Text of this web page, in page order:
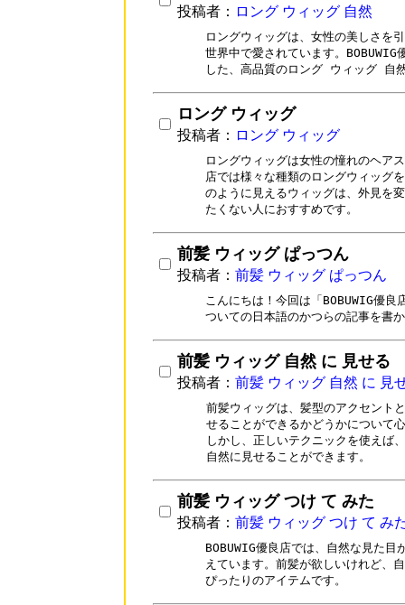
投稿者： ロング ウィッグ 自然
ロングウィッグは、女性の美しさを
世界中で愛されています。
した、高品質のロング ウィッグ 自
ロング ウィッグ
投稿者： ロング ウィッグ
ロングウィッグは女性の憧れのヘア
店では様々な種類のロングウィッグ
のように見えるウィッグは、外見を
たくない人におすすめです。
前髪 ウィッグ ぱっつん
投稿者： 前髪 ウィッグ ぱっつん
こんにちは！今回は「BOBUWIG優
ついての日本語のかつらの記事を書
前髪 ウィッグ 自然 に 見せる
投稿者： 前髪 ウィッグ 自然 に 見
前髪ウィッグは、髪型のアクセント
せることができるかどうかについて
しかし、正しいテクニックを使え
自然に見せることができます。
前髪 ウィッグ つけ て みた
投稿者： 前髪 ウィッグ つけ て み
BOBUWIG優良店では、自然な見た
えています。前髪が欲しいけれど、
ぴったりのアイテムです。